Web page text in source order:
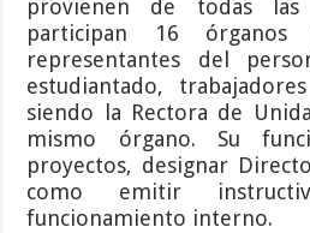
provienen de todas las
participan 16
representantes del
estudiantado,
siendo la Rectora de
mismo órgano. Su
proyectos, designar
como emitir
funcionamiento interno.